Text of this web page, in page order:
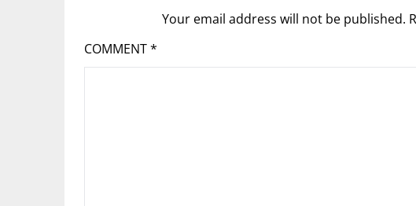
Your email address will not be published.
COMMENT*